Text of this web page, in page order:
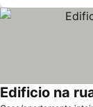
Edificio na